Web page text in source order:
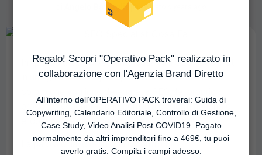
Angelo Battaglia |Pubblicato
In questo articolo vedremo cosa fa il SEO specialist
in una guida step-by-step per imprenditori ovvero
e-commerce per le vendite tramite il web.
La parola chiave è delega e controllo.
Regalo! Scopri "Operativo Pack" realizzato in
collaborazione con l'Agenzia Brand Diretto
All’interno dell’OPERATIVO PACK troverai: Guida di
Copywriting, Calendario Editoriale, Controllo di Gestione,
Case Study, Video Analisi Post COVID19. Pagato
normalmente da altri imprenditori fino a 469€, tu puoi
averlo gratis. Compila i campi adesso.